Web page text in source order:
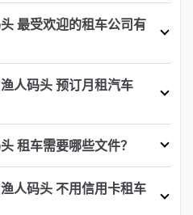
最受欢迎的租车公司有
人码头 预订月租汽车
租车需要哪些文件？
人码头 不用信用卡租车